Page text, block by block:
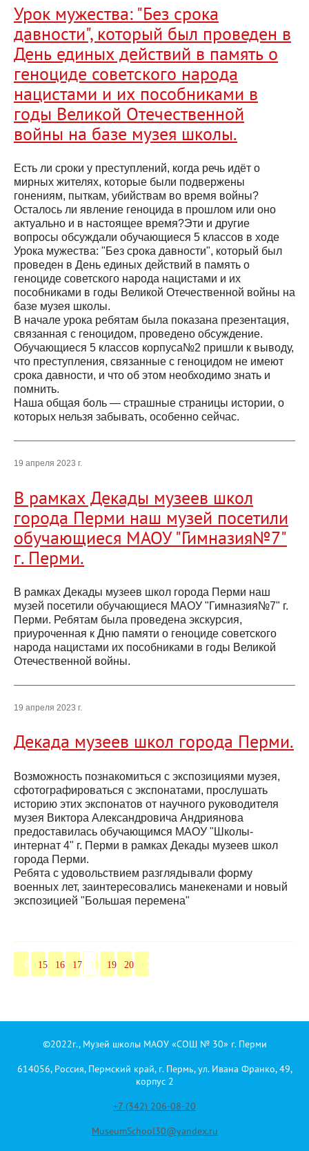
Урок мужества: "Без срока
давности", который был проведен в
День единых действий в память о
геноциде советского народа
нацистами и их пособниками в
годы Великой Отечественной
войны на базе музея школы.
Есть ли сроки у преступлений, когда речь идёт о
мирных жителях, которые были подвержены
гонениям, пыткам, убийствам во время войны?
Осталось ли явление геноцида в прошлом или оно
актуально и в настоящее время?Эти и другие
вопросы обсуждали обучающиеся 5 классов в ходе
Урока мужества: "Без срока давности", который был
проведен в День единых действий в память о
геноциде советского народа нацистами и их
пособниками в годы Великой Отечественной войны на
базе музея школы.
В начале урока ребятам была показана презентация,
связанная с геноцидом, проведено обсуждение.
Обучающиеся 5 классов корпуса№2 пришли к выводу,
что преступления, связанные с геноцидом не имеют
срока давности, и что об этом необходимо знать и
помнить.
Наша общая боль — страшные страницы истории, о
которых нельзя забывать, особенно сейчас.
19 апреля 2023 г.
В рамках Декады музеев школ
города Перми наш музей посетили
обучающиеся МАОУ "Гимназия№7"
г. Перми.
В рамках Декады музеев школ города Перми наш
музей посетили обучающиеся МАОУ "Гимназия№7" г.
Перми. Ребятам была проведена экскурсия,
приуроченная к Дню памяти о геноциде советского
народа нацистами их пособниками в годы Великой
Отечественной войны.
19 апреля 2023 г.
Декада музеев школ города Перми.
Возможность познакомиться с экспозициями музея,
сфотографироваться с экспонатами, прослушать
историю этих экспонатов от научного руководителя
музея Виктора Александровича Андриянова
предоставилась обучающимся МАОУ "Школы-
интернат 4" г. Перми в рамках Декады музеев школ
города Перми.
Ребята с удовольствием разглядывали форму
военных лет, заинтересовались манекенами и новый
экспозицией "Большая перемена"
15 16 17 18 19 20
©2022г., Музей школы МАОУ «СОШ № 30» г. Перми
614056, Россия, Пермский край, г. Пермь, ул. Ивана Франко, 49,
корпус 2
+7 (342) 206-08-20
MuseumSchool30@yandex.ru